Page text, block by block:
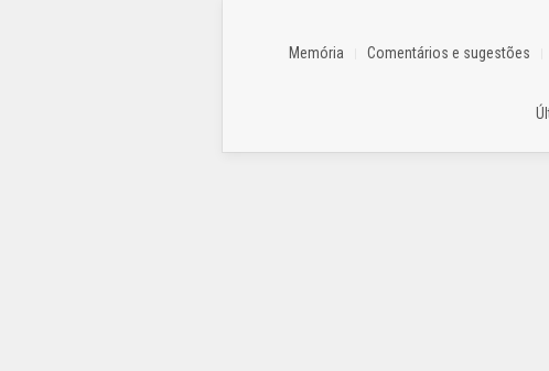
Memória Comentários e sugestões